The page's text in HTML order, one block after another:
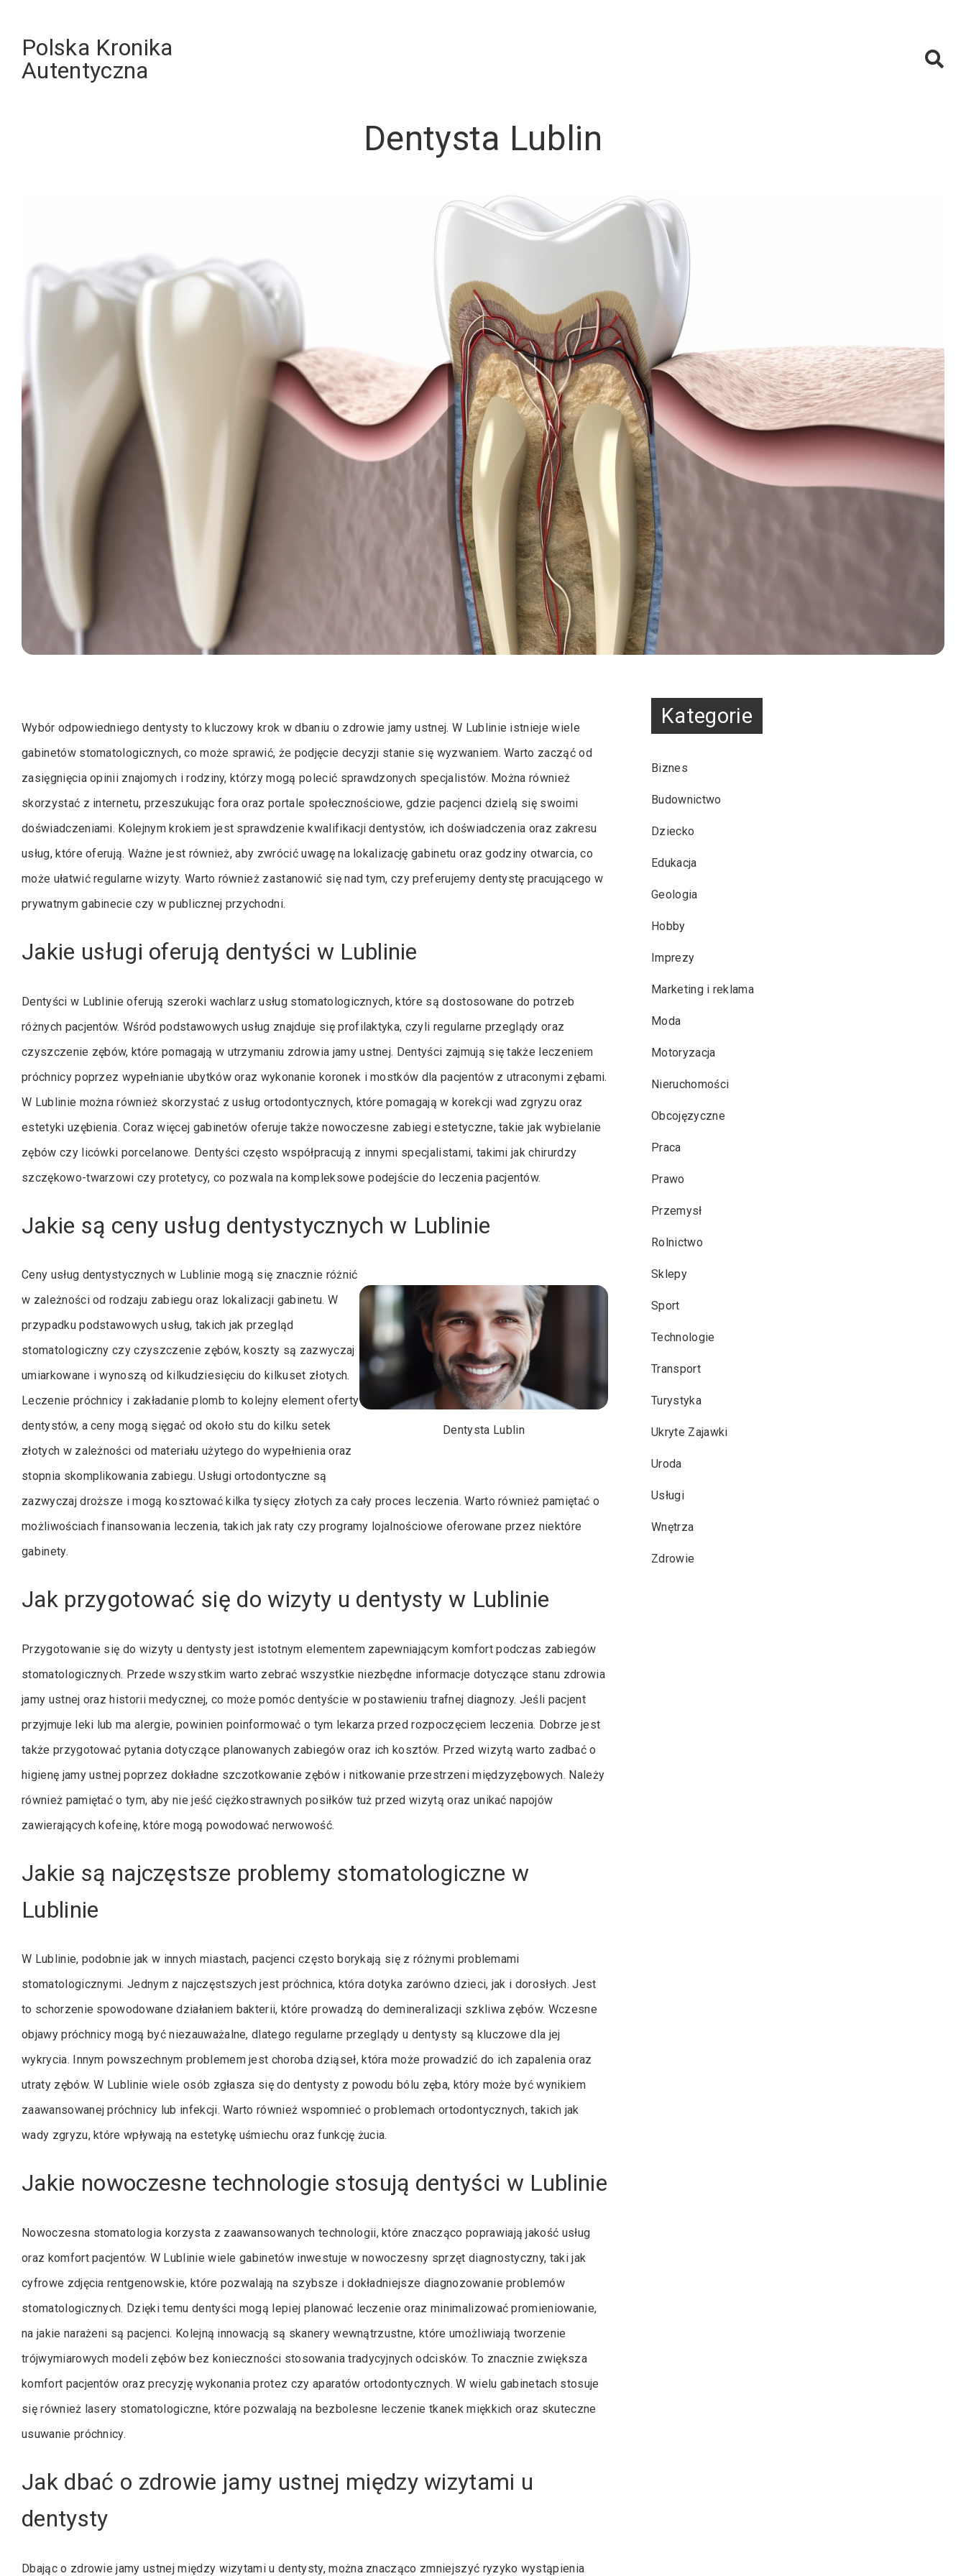
contentPolska Kronika
Autentyczna
Dentysta Lublin
Wybór odpowiedniego dentysty to kluczowy krok w dbaniu o zdrowie jamy ustnej. W Lublinie istnieje wiele
gabinetów stomatologicznych, co może sprawić, że podjęcie decyzji stanie się wyzwaniem. Warto zacząć od
zasięgnięcia opinii znajomych i rodziny, którzy mogą polecić sprawdzonych specjalistów. Można również
skorzystać z internetu, przeszukując fora oraz portale społecznościowe, gdzie pacjenci dzielą się swoimi
doświadczeniami. Kolejnym krokiem jest sprawdzenie kwalifikacji dentystów, ich doświadczenia oraz zakresu
usług, które oferują. Ważne jest również, aby zwrócić uwagę na lokalizację gabinetu oraz godziny otwarcia, co
może ułatwić regularne wizyty. Warto również zastanowić się nad tym, czy preferujemy dentystę pracującego w
prywatnym gabinecie czy w publicznej przychodni.
Jakie usługi oferują dentyści w Lublinie
Dentyści w Lublinie oferują szeroki wachlarz usług stomatologicznych, które są dostosowane do potrzeb
różnych pacjentów. Wśród podstawowych usług znajduje się profilaktyka, czyli regularne przeglądy oraz
czyszczenie zębów, które pomagają w utrzymaniu zdrowia jamy ustnej. Dentyści zajmują się także leczeniem
próchnicy poprzez wypełnianie ubytków oraz wykonanie koronek i mostków dla pacjentów z utraconymi zębami.
W Lublinie można również skorzystać z usług ortodontycznych, które pomagają w korekcji wad zgryzu oraz
estetyki uzębienia. Coraz więcej gabinetów oferuje także nowoczesne zabiegi estetyczne, takie jak wybielanie
zębów czy licówki porcelanowe. Dentyści często współpracują z innymi specjalistami, takimi jak chirurdzy
szczękowo-twarzowi czy protetycy, co pozwala na kompleksowe podejście do leczenia pacjentów.
Jakie są ceny usług dentystycznych w Lublinie
Dentysta Lublin
Ceny usług dentystycznych w Lublinie mogą się znacznie różnić
w zależności od rodzaju zabiegu oraz lokalizacji gabinetu. W
przypadku podstawowych usług, takich jak przegląd
stomatologiczny czy czyszczenie zębów, koszty są zazwyczaj
umiarkowane i wynoszą od kilkudziesięciu do kilkuset złotych.
Leczenie próchnicy i zakładanie plomb to kolejny element oferty
dentystów, a ceny mogą sięgać od około stu do kilku setek
złotych w zależności od materiału użytego do wypełnienia oraz
stopnia skomplikowania zabiegu. Usługi ortodontyczne są
zazwyczaj droższe i mogą kosztować kilka tysięcy złotych za cały proces leczenia. Warto również pamiętać o
możliwościach finansowania leczenia, takich jak raty czy programy lojalnościowe oferowane przez niektóre
gabinety.
Jak przygotować się do wizyty u dentysty w Lublinie
Przygotowanie się do wizyty u dentysty jest istotnym elementem zapewniającym komfort podczas zabiegów
stomatologicznych. Przede wszystkim warto zebrać wszystkie niezbędne informacje dotyczące stanu zdrowia
jamy ustnej oraz historii medycznej, co może pomóc dentyście w postawieniu trafnej diagnozy. Jeśli pacjent
przyjmuje leki lub ma alergie, powinien poinformować o tym lekarza przed rozpoczęciem leczenia. Dobrze jest
także przygotować pytania dotyczące planowanych zabiegów oraz ich kosztów. Przed wizytą warto zadbać o
higienę jamy ustnej poprzez dokładne szczotkowanie zębów i nitkowanie przestrzeni międzyzębowych. Należy
również pamiętać o tym, aby nie jeść ciężkostrawnych posiłków tuż przed wizytą oraz unikać napojów
zawierających kofeinę, które mogą powodować nerwowość.
Jakie są najczęstsze problemy stomatologiczne w
Lublinie
W Lublinie, podobnie jak w innych miastach, pacjenci często borykają się z różnymi problemami
stomatologicznymi. Jednym z najczęstszych jest próchnica, która dotyka zarówno dzieci, jak i dorosłych. Jest
to schorzenie spowodowane działaniem bakterii, które prowadzą do demineralizacji szkliwa zębów. Wczesne
objawy próchnicy mogą być niezauważalne, dlatego regularne przeglądy u dentysty są kluczowe dla jej
wykrycia. Innym powszechnym problemem jest choroba dziąseł, która może prowadzić do ich zapalenia oraz
utraty zębów. W Lublinie wiele osób zgłasza się do dentysty z powodu bólu zęba, który może być wynikiem
zaawansowanej próchnicy lub infekcji. Warto również wspomnieć o problemach ortodontycznych, takich jak
wady zgryzu, które wpływają na estetykę uśmiechu oraz funkcję żucia.
Jakie nowoczesne technologie stosują dentyści w Lublinie
Nowoczesna stomatologia korzysta z zaawansowanych technologii, które znacząco poprawiają jakość usług
oraz komfort pacjentów. W Lublinie wiele gabinetów inwestuje w nowoczesny sprzęt diagnostyczny, taki jak
cyfrowe zdjęcia rentgenowskie, które pozwalają na szybsze i dokładniejsze diagnozowanie problemów
stomatologicznych. Dzięki temu dentyści mogą lepiej planować leczenie oraz minimalizować promieniowanie,
na jakie narażeni są pacjenci. Kolejną innowacją są skanery wewnątrzustne, które umożliwiają tworzenie
trójwymiarowych modeli zębów bez konieczności stosowania tradycyjnych odcisków. To znacznie zwiększa
komfort pacjentów oraz precyzję wykonania protez czy aparatów ortodontycznych. W wielu gabinetach stosuje
się również lasery stomatologiczne, które pozwalają na bezbolesne leczenie tkanek miękkich oraz skuteczne
usuwanie próchnicy.
Jak dbać o zdrowie jamy ustnej między wizytami u
dentysty
Dbając o zdrowie jamy ustnej między wizytami u dentysty, można znacząco zmniejszyć ryzyko wystąpienia
Kategorie
Biznes
Budownictwo
Dziecko
Edukacja
Geologia
Hobby
Imprezy
Marketing i reklama
Moda
Motoryzacja
Nieruchomości
Obcojęzyczne
Praca
Prawo
Przemysł
Rolnictwo
Sklepy
Sport
Technologie
Transport
Turystyka
Ukryte Zajawki
Uroda
Usługi
Wnętrza
Zdrowie